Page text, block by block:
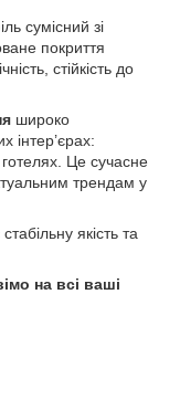
сумісний зі
покриття
стійкість до
широко
інтер’єрах:
Це сучасне
трендам у
якість та
на всі ваші